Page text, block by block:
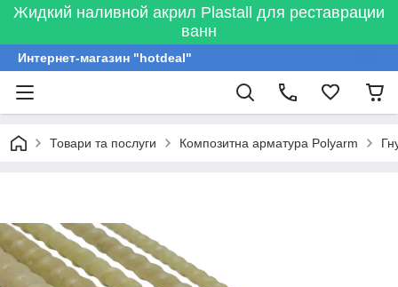
Жидкий наливной акрил Plastall для реставрации
ванн
Интернет-магазин "hotdeal"
Товари та послуги Композитна арматура Polyarm